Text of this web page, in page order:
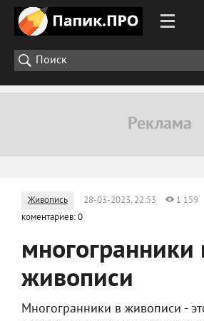
Живопись 28-03-2023, 22:53 1 159
коментариев: 0
многогранники
живописи
Многогранники в живописи -